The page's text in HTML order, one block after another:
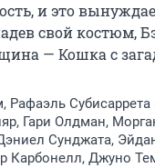
и это
свой костюм,
— Кошка с
Рафаэль
Гари Олдман,
Сунджата,
Карбонелл, Джуно